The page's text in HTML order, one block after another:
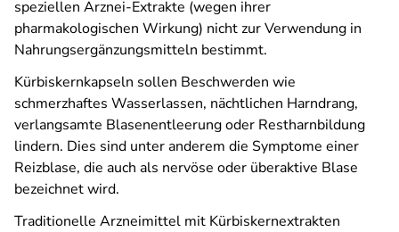
speziellen Arznei-Extrakte (wegen ihrer
pharmakologischen Wirkung) nicht zur Verwendung in
Nahrungsergänzungsmitteln bestimmt.
Kürbiskernkapseln sollen Beschwerden wie
schmerzhaftes Wasserlassen, nächtlichen Harndrang,
verlangsamte Blasenentleerung oder Restharnbildung
lindern. Dies sind unter anderem die Symptome einer
Reizblase, die auch als nervöse oder überaktive Blase
bezeichnet wird.
Traditionelle Arzneimittel mit Kürbiskernextrakten